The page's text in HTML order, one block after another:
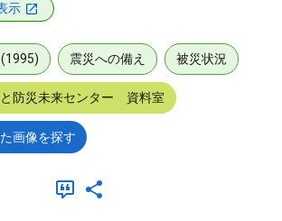
示
(1995) 震災への備え 被災状況
と防災未来センター 資料室
画像を探す